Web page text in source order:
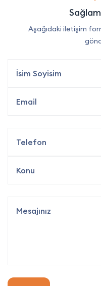
Aşağıdaki iletişim